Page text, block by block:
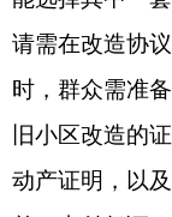
置自住住房申请公
房公积金贷款利率
明）